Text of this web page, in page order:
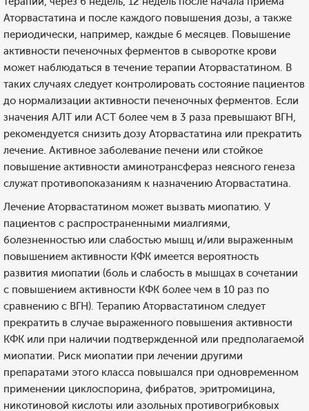
Аторвастатина и после каждого повышения дозы, а также
периодически, например, каждые 6 месяцев. Повышение
активности печеночных ферментов в сыворотке крови
может наблюдаться в течение терапии Аторвастатином. В
таких случаях следует контролировать состояние пациентов
до нормализации активности печеночных ферментов. Если
значения АЛТ или ACT более чем в 3 раза превышают ВГН,
рекомендуется снизить дозу Аторвастатина или прекратить
лечение. Активное заболевание печени или стойкое
повышение активности аминотрансфераз неясного генеза
служат противопоказаниям к назначению Аторвастатина.
Лечение Аторвастатином может вызвать миопатию. У
пациентов с распространенными миалгиями,
болезненностью или слабостью мышц и/или выраженным
повышением активности КФК имеется вероятность
развития миопатии (боль и слабость в мышцах в сочетании
с повышением активности КФК более чем в 10 раз по
сравнению с ВГН). Терапию Аторвастатином следует
прекратить в случае выраженного повышения активности
КФК или при наличии подтвержденной или предполагаемой
миопатии. Риск миопатии при лечении другими
препаратами этого класса повышался при одновременном
применении циклоспорина, фибратов, эритромицина,
никотиновой кислоты или азольных противогрибковых